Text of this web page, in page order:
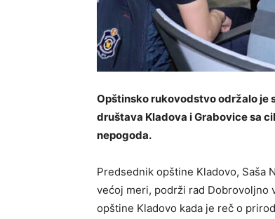
Opštinsko rukovodstvo održalo je
društava Kladova i Grabovice sa
nepogoda.
Predsednik opštine Kladovo, Saša
većoj meri, podrži rad Dobrovoljno
opštine Kladovo kada je reč o